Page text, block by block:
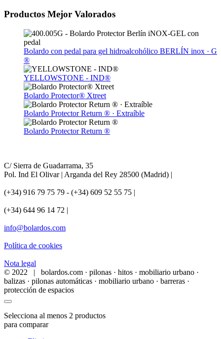
Productos Mejor Valorados
Bolardo con pedal para gel hidroalcohólico BERLÍN inox · G
®
YELLOWSTONE - IND®
Bolardo Protector® Xtreet
Bolardo Protector Return ® · Extraíble
Bolardo Protector Return ®
C/ Sierra de Guadarrama, 35
Pol. Ind El Olivar | Arganda del Rey 28500 (Madrid) |
(+34) 916 79 75 79 - (+34) 609 52 55 75 |
(+34) 644 96 14 72 |
info@bolardos.com
Política de cookies
Nota legal
© 2022 | bolardos.com · pilonas · hitos · mobiliario urbano ·
balizas · pilonas automáticas · mobiliario urbano · barreras ·
protección de espacios
Selecciona al menos 2 productos
para comparar